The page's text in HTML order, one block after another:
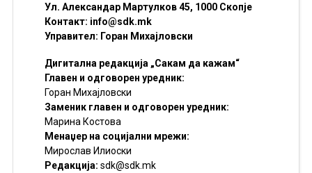
Ул. Александар Мартулков 45, 1000 Скопје
Контакт: info@sdk.mk
Управител: Горан Михајловски
Дигитална редакција „Сакам да кажам“
Главен и одговорен уредник:
Горан Михајловски
Заменик главен и одговорен уредник:
Марина Костова
Менаџер на социјални мрежи:
Мирослав Илиоски
Редакцијa: sdk@sdk.mk